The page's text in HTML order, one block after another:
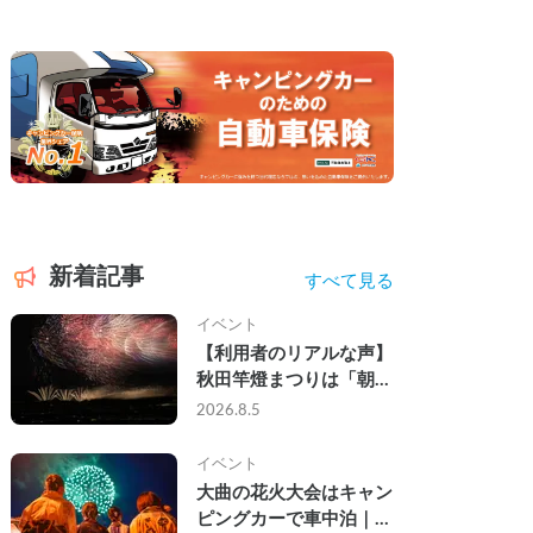
新着記事 すべて見る
イベント
【利用者のリアルな声】
秋田竿燈まつりは「朝か
ら夜まで」の祭り。キャ
組の記録
2026.8.5
イベント
大曲の花火大会はキャン
ピングカーで車中泊｜宿